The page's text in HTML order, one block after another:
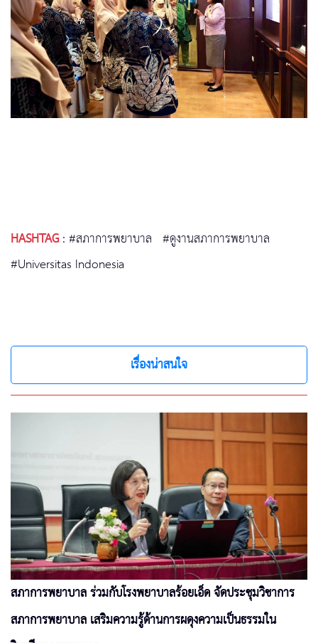
HASHTAG:#สภาการพยาบาล #ดูงานสภาการพยาบาล
#Universitas Indonesia
เรื่องน่าสนใจ
สภาการพยาบาล ร่วมกับโรงพยาบาลร้อยเอ็ด จัดประชุมวิชาการ
สภาการพยาบาล เสริมความรู้ด้านการผดุงความเป็นธรรมใน